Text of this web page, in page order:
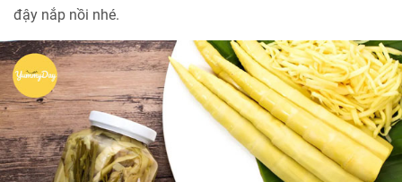
đậy nắp nồi nhé.